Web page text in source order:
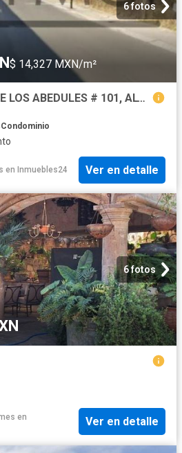
6 fotos
$ 14,327 MXN/m²
CASA EN CIRCUITO DE LOS ABEDULES # 101, ALTUS BOSQUES, TLAJOMULCO DE ZÚÑIGA, JALISCO
Condominio
en Inmuebles24 Ver en detalle
6 fotos
en
Ver en detalle